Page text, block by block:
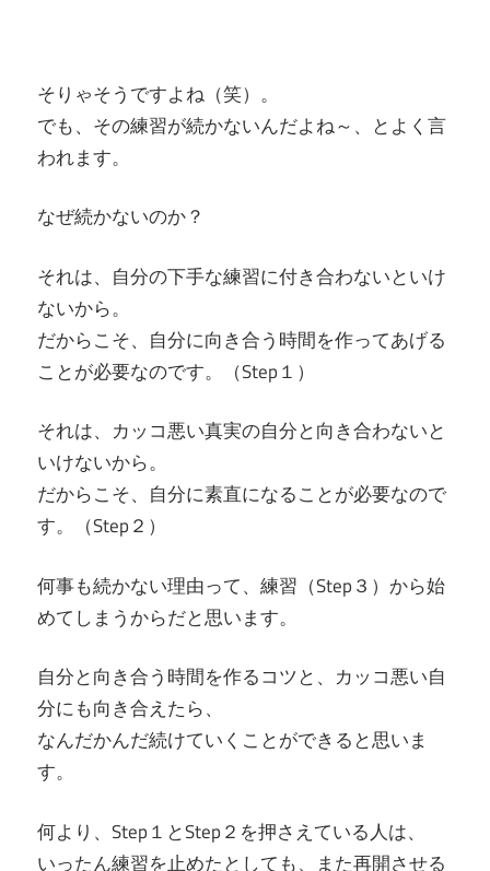
そりゃそうですよね（笑）。
でも、その練習が続かないんだよね～、とよく言
われます。
なぜ続かないのか？
それは、自分の下手な練習に付き合わないといけ
ないから。
だからこそ、自分に向き合う時間を作ってあげる
ことが必要なのです。（Step１）
それは、カッコ悪い真実の自分と向き合わないと
いけないから。
だからこそ、自分に素直になることが必要なので
す。（Step２）
何事も続かない理由って、練習（Step３）から始
めてしまうからだと思います。
自分と向き合う時間を作るコツと、カッコ悪い自
分にも向き合えたら、
なんだかんだ続けていくことができると思いま
す。
何より、Step１とStep２を押さえている人は、
いったん練習を止めたとしても、また再開させる